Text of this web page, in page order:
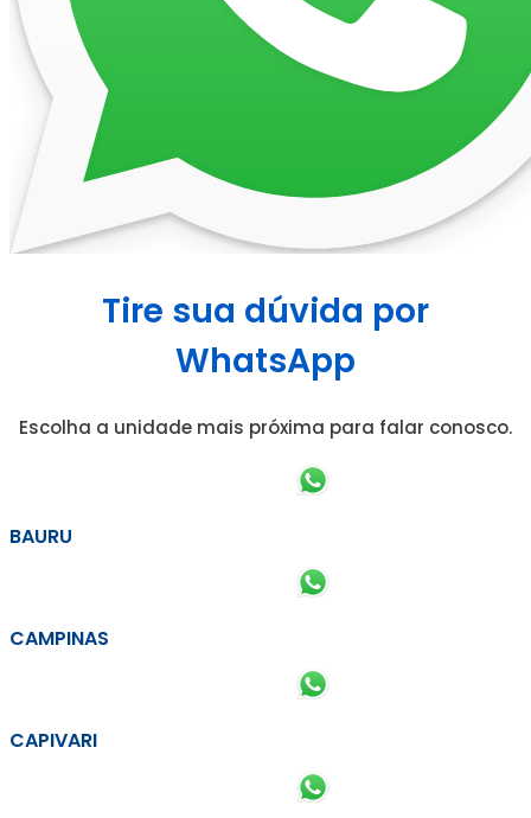
Tire sua dúvida por
WhatsApp
Escolha a unidade mais próxima para falar conosco.
BAURU
CAMPINAS
CAPIVARI